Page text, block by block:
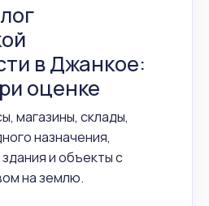
в Джанкое:
оценке
магазины, склады,
назначения,
и объекты с
на землю.